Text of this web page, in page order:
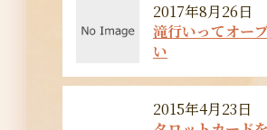
2017年8月26日
滝行いってオー
い
2015年4月23日